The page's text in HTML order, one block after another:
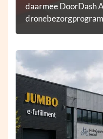
daarmee DoorDash